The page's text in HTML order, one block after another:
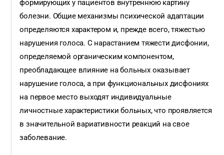
формирующих у пациентов внутреннюю картину
болезни. Общие механизмы психической адаптации
определяются характером и, прежде всего, тяжестью
нарушения голоса. С нарастанием тяжести дисфонии,
определяемой органическим компонентом,
преобладающее влияние на больных оказывает
нарушение голоса, а при функциональных дисфониях
на первое место выходят индивидуальные
личностные характеристики больных, что проявляется
в значительной вариативности реакций на свое
заболевание.